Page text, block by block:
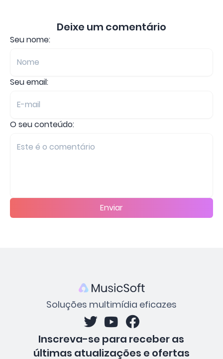
Deixe um comentário
Seu nome:
Seu email:
O seu conteúdo:
Enviar
Soluções multimídia eficazes
Inscreva-se para receber as
últimas atualizações e ofertas